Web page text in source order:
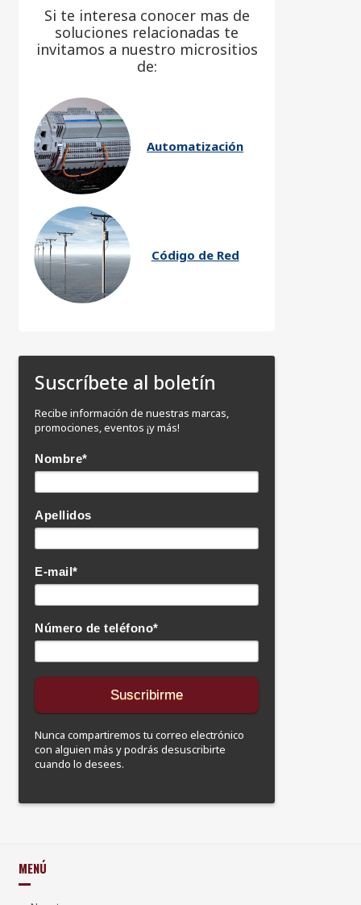
Si te interesa conocer mas de
soluciones relacionadas te
invitamos a nuestro micrositios
de:
Automatización
Código de Red
Suscríbete al boletín
Recibe información de nuestras marcas,
promociones, eventos ¡y más!
Nombre*
Apellidos
E-mail*
Número de teléfono*
Nunca compartiremos tu correo electrónico
con alguien más y podrás desuscribirte
cuando lo desees.
MENÚ